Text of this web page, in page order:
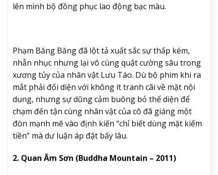
lên mình bộ đồng phục lao động bạc màu.
Phạm Băng Băng đã lột tả xuất sắc sự thấp kém,
nhẫn nhục nhưng lại vô cùng quật cường sâu trong
xương tủy của nhân vật Lưu Táo. Dù bộ phim khi ra
mắt phải đối diện với không ít tranh cãi về mặt nội
dung, nhưng sự dũng cảm buông bỏ thể diện để
chạm đến tận cùng nhân vật của cô đã giáng một
đòn mạnh mẽ vào định kiến “chỉ biết dùng mặt kiếm
tiền” mà dư luận áp đặt bấy lâu.
2. Quan Âm Sơn (Buddha Mountain – 2011)